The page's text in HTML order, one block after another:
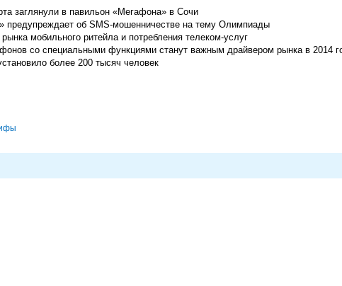
заглянули в павильон «Мегафона» в Сочи
предупреждает об SMS-мошенничестве на тему Олимпиады
мобильного ритейла и потребления телеком-услуг
со специальными функциями станут важным драйвером рынка в 2014
более 200 тысяч человек